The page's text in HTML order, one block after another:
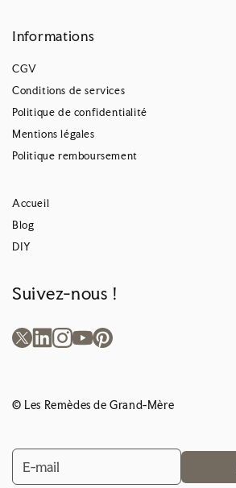
Informations
CGV
Conditions de services
Politique de confidentialité
Mentions légales
Politique remboursement
Accueil
Blog
DIY
Suivez-nous !
© Les Remèdes de Grand-Mère